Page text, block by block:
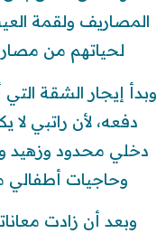
المصاريف ولقمة
لحياتهم من
وبدأ إيجار الشقة
دفعه، لأن راتبي
دخلي محدود وزهيد
وحاجيات
وبعد أن زادت